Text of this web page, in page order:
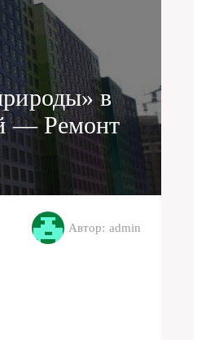
в
— Ремонт
Автор: admin